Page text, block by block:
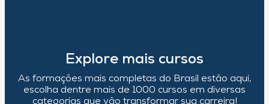
Explore mais cursos
As formações mais completas do Brasil estão aqui,
escolha dentre mais de 1000 cursos em diversas
categorias que vão transformar sua carreira!